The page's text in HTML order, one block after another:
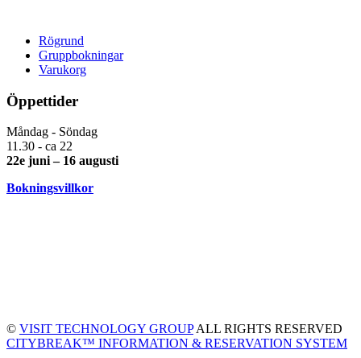
Rögrund
Gruppbokningar
Varukorg
Öppettider
Måndag - Söndag
11.30 - ca 22
22e juni – 16 augusti
Bokningsvillkor
© VISIT TECHNOLOGY GROUPALL RIGHTS RESERVED
CITYBREAK™ INFORMATION & RESERVATION SYSTEM